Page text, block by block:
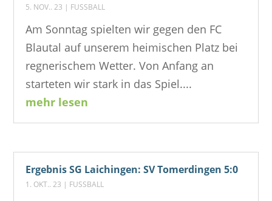
5. NOV.. 23 | FUSSBALL
Am Sonntag spielten wir gegen den FC
Blautal auf unserem heimischen Platz bei
regnerischem Wetter. Von Anfang an
starteten wir stark in das Spiel....
mehr lesen
Ergebnis SG Laichingen: SV Tomerdingen 5:0
1. OKT.. 23 | FUSSBALL